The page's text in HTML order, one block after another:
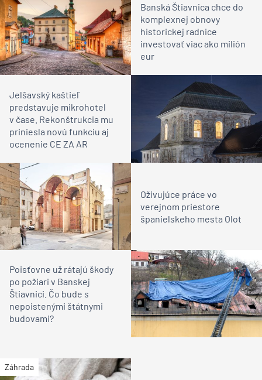
Banská Štiavnica chce do
komplexnej obnovy
historickej radnice
investovať viac ako milión
eur
Jelšavský kaštieľ
predstavuje mikrohotel
v čase. Rekonštrukcia mu
priniesla novú funkciu aj
ocenenie CE ZA AR
Oživujúce práce vo
verejnom priestore
španielskeho mesta Olot
Poisťovne už rátajú škody
po požiari v Banskej
Štiavnici. Čo bude s
nepoistenými štátnymi
budovami?
Záhrada